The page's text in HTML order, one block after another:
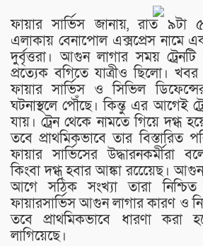
ফায়ার সার্ভিস জানায়, রাত ৯টা
এলাকায় বেনাপোল এক্সপ্রেস নামে
দুর্বৃত্তরা। আগুন লাগার সময়
প্রত্যেক বগিতে যাত্রীও ছিলো।
ফায়ার সার্ভিস ও সিভিল
ঘটনাস্থলে পৌঁছে। কিন্তু এর আগেই
যায়। ট্রেন থেকে নামতে গিয়ে দগ্ধ
তবে প্রাথমিকভাবে তার বিস্তারিত
ফায়ার সার্ভিসের
কিংবা দগ্ধ হবার আঙ্কা রয়েেেছ।
আগে সঠিক সংখ্যা তারা
ফায়ারসার্ভিস আগুন লাগার কারণ ও
তবে প্রাথমিকভাবে ধারণা করা
লাগিয়েছে।